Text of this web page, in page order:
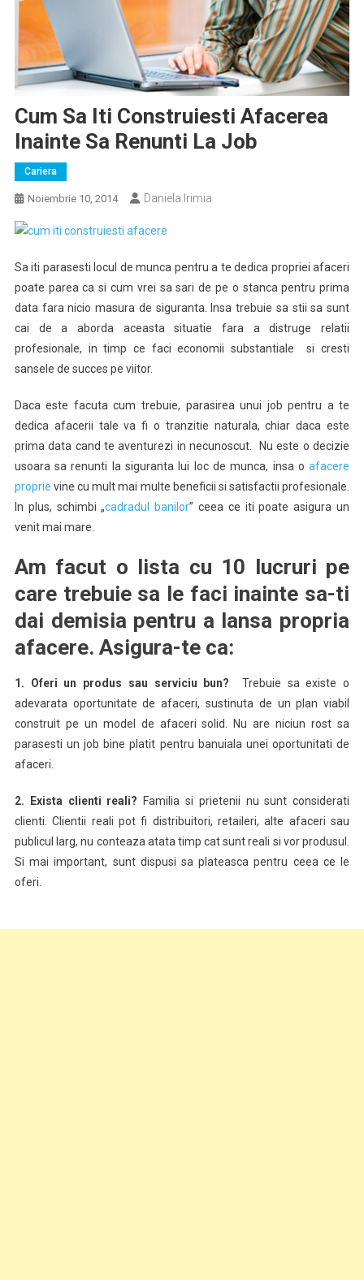
Cum Sa Iti Construiesti Afacerea
Inainte Sa Renunti La Job
Cariera
Noiembrie 10, 2014 Daniela Irimia
Sa iti parasesti locul de munca pentru a te dedica propriei afaceri
poate parea ca si cum vrei sa sari de pe o stanca pentru prima
data fara nicio masura de siguranta. Insa trebuie sa stii sa sunt
cai de a aborda aceasta situatie fara a distruge relatii
profesionale, in timp ce faci economii substantiale si cresti
sansele de succes pe viitor.
Daca este facuta cum trebuie, parasirea unui job pentru a te
dedica afacerii tale va fi o tranzitie naturala, chiar daca este
prima data cand te aventurezi in necunoscut. Nu este o decizie
usoara sa renunti la siguranta lui loc de munca, insa oafacere
proprie vine cu mult mai multe beneficii si satisfactii profesionale.
In plus, schimbi „cadradul banilor” ceea ce iti poate asigura un
venit mai mare.
Am facut o lista cu 10 lucruri pe
care trebuie sa le faci inainte sa-ti
dai demisia pentru a lansa propria
afacere. Asigura-te ca:
1. Oferi un produs sau serviciu bun? Trebuie sa existe o
adevarata oportunitate de afaceri, sustinuta de un plan viabil
construit pe un model de afaceri solid. Nu are niciun rost sa
parasesti un job bine platit pentru banuiala unei oportunitati de
afaceri.
2. Exista clienti reali?
Familia si prietenii nu sunt considerati
clienti. Clientii reali pot fi distribuitori, retaileri, alte afaceri sau
publicul larg, nu conteaza atata timp cat sunt reali si vor produsul.
Si mai important, sunt dispusi sa plateasca pentru ceea ce le
oferi.